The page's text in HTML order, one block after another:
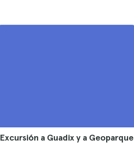
Excursión a Guadix y a Geoparque